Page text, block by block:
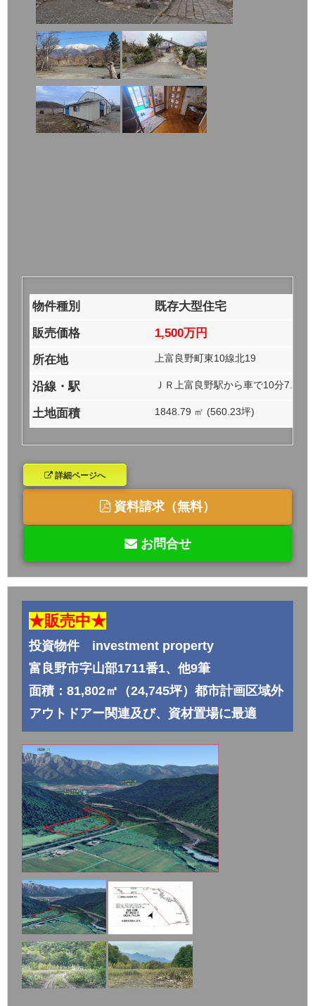
物件種別
既存大型住宅
販売価格
1,500万円
所在地
上富良野町東10線北19
沿線・駅 ＪＲ上富良野駅から車で10分7.5ｋ
土地面積 1848.79 ㎡ (560.23坪)
詳細ページへ
資料請求（無料）
お問合せ
★販売中★
投資物件 investment property
富良野市字山部1711番1、他9筆
面積：81,802㎡（24,745坪）都市計画区域外
アウトドアー関連及び、資材置場に最適